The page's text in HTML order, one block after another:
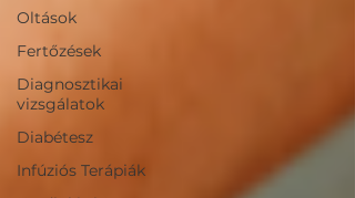
Oltások
Fertőzések
Diagnosztikai
vizsgálatok
Diabétesz
Infúziós Terápiák